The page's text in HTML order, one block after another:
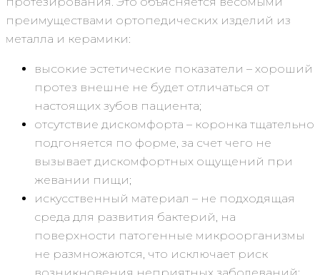
преимуществами ортопедических изделий из
металла и керамики:
высокие эстетические показатели – хороший
протез внешне не будет отличаться от
настоящих зубов пациента;
отсутствие дискомфорта – коронка тщательно
подгоняется по форме, за счет чего не
вызывает дискомфортных ощущений при
жевании пищи;
искусственный материал – не подходящая
среда для развития бактерий, на
поверхности патогенные микроорганизмы
не размножаются, что исключает риск
возникновения неприятных заболеваний;